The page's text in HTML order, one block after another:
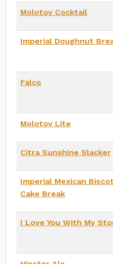
Molotov Cocktail
Imperial Doughnut
Falco
Molotov Lite
Citra Sunshine Slacker
Imperial Mexican
Cake Break
I Love You With My